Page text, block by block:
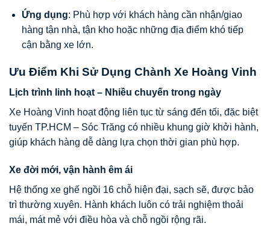
Ứng dụng: Phù hợp với khách hàng cần nhận/giao
hàng tận nhà, tận kho hoặc những địa điểm khó tiếp
cận bằng xe lớn.
Ưu Điểm Khi Sử Dụng Chành Xe Hoàng Vinh
Lịch trình linh hoạt – Nhiều chuyến trong ngày
Xe Hoàng Vinh hoạt động liên tục từ sáng đến tối, đặc biệt
tuyến TP.HCM – Sóc Trăng có nhiều khung giờ khởi hành,
giúp khách hàng dễ dàng lựa chọn thời gian phù hợp.
Xe đời mới, vận hành êm ái
Hệ thống xe ghế ngồi 16 chỗ hiện đại, sạch sẽ, được bảo
trì thường xuyên. Hành khách luôn có trải nghiệm thoải
mái, mát mẻ với điều hòa và chỗ ngồi rộng rãi.